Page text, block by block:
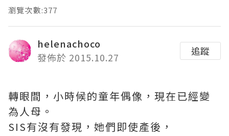
瀏覽次數:377
helenachoco
發佈於 2015.10.27
追蹤
轉眼間，小時候的童年偶像，現在已經變
為人母。
SIS有沒有發現，她們即使產後，